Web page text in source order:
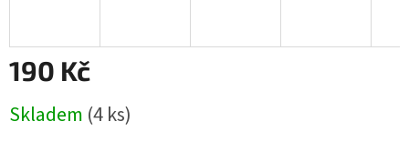
190 Kč
cena:
Skladem (4 ks)